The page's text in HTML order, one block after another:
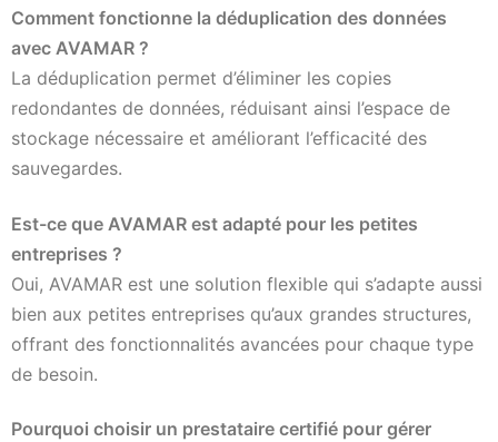
Comment fonctionne la déduplication des données
avec AVAMAR ?
La déduplication permet d’éliminer les copies
redondantes de données, réduisant ainsi l’espace de
stockage nécessaire et améliorant l’efficacité des
sauvegardes.
Est-ce que AVAMAR est adapté pour les petites
entreprises ?
Oui, AVAMAR est une solution flexible qui s’adapte aussi
bien aux petites entreprises qu’aux grandes structures,
offrant des fonctionnalités avancées pour chaque type
de besoin.
Pourquoi choisir un prestataire certifié pour gérer